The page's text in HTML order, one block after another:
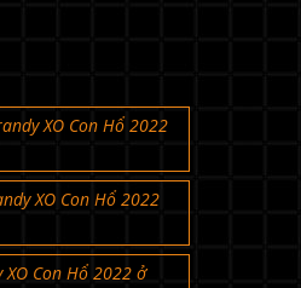
XO Con Hổ 2022
XO Con Hổ 2022
Con Hổ 2022 ở